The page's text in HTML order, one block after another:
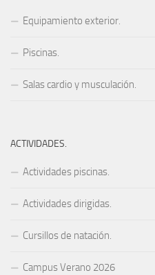
Equipamiento exterior.
Piscinas.
Salas cardio y musculación.
ACTIVIDADES.
Actividades piscinas.
Actividades dirigidas.
Cursillos de natación.
Campus Verano 2026